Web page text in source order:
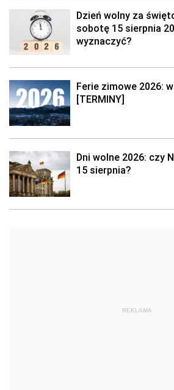
Dzień wolny za
sobotę 15 sierpnia
wyznaczyć?
Ferie zimowe 2026:
[TERMINY]
Dni wolne 2026: czy
15 sierpnia?
REKLAMA